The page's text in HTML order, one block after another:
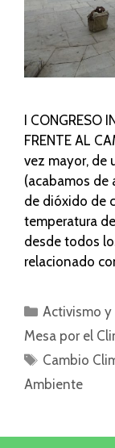
I CONGRESO
FRENTE AL
vez mayor, de
(acabamos de
de dióxido de
temperatura
desde todos
relacionado
Activismo y
Mesa por el
Cambio
Ambiente